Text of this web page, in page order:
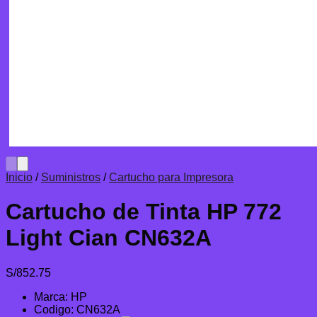
Inicio / Suministros / Cartucho para Impresora
Cartucho de Tinta HP 772
Light Cian CN632A
S/852.75
Marca: HP
Codigo: CN632A